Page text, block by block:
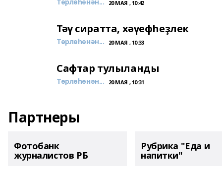
20 МАЯ , 10:42
Тәү сиратта, хәүефһеҙлек
Төрлөһөнән... 20 МАЯ , 10:33
Сафтар тулыланды
Төрлөһөнән... 20 МАЯ , 10:31
Партнеры
Фотобанк
журналистов РБ
Рубрика "Еда и
напитки"